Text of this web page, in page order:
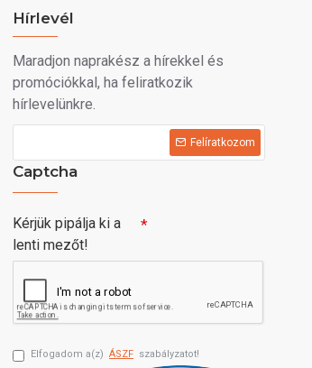
Hírlevél
Maradjon naprakész a hírekkel és
promóciókkal, ha feliratkozik
hírlevelünkre.
Felíratkozom
Captcha
Kérjük pipálja ki a
lenti mezőt!
Elfogadom a(z) ÁSZF szabályzatot!